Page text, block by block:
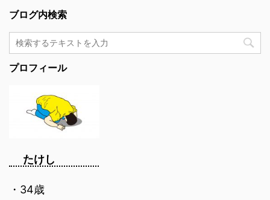
ブログ内検索
プロフィール
たけし
・34歳